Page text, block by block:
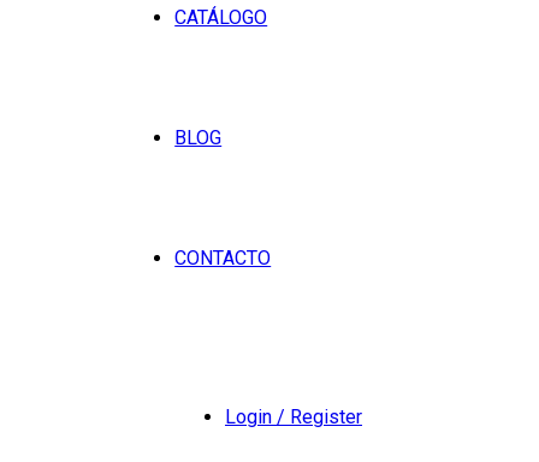
CATÁLOGO
BLOG
CONTACTO
Login / Register